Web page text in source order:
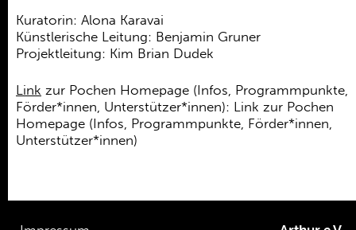
Kuratorin: Alona Karavai
Künstlerische Leitung: Benjamin Gruner
Projektleitung: Kim Brian Dudek
Link zur Pochen Homepage (Infos, Programmpunkte,
Förder*innen, Unterstützer*innen): Link zur Pochen
Homepage (Infos, Programmpunkte, Förder*innen,
Unterstützer*innen)